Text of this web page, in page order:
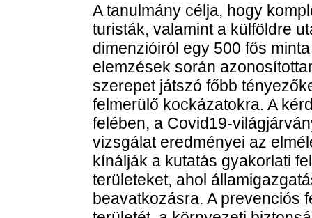
A tanulmány célja, hogy
turisták, valamint a külföldre
dimenzióiról egy 500 fős
elemzések során
szerepet játszó főbb
felmerülő kockázatokra. A
felében, a Covid19-
vizsgálat eredményei az
kínálják a kutatás gyakorlati
területeket, ahol
beavatkozásra. A prevenciós